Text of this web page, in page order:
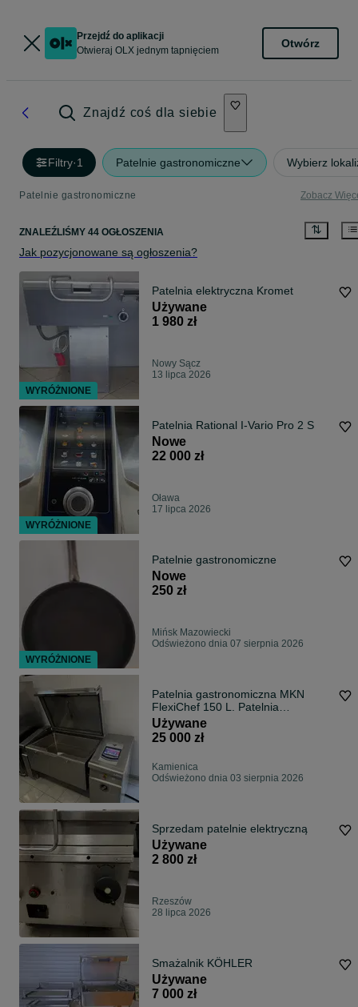
Przejdź do aplikacji
Otwieraj OLX jednym tapnięciem
Otwórz
Znajdź coś dla siebie
Filtry·1 Patelnie gastronomiczne Wybierz
Patelnie gastronomiczne Zobacz
ZNALEŹLIŚMY 44 OGŁOSZENIA
Jak pozycjonowane są ogłoszenia?
Patelnia elektryczna Kromet
Używane
1 980 zł
Nowy Sącz
13 lipca 2026
Patelnia Rational I-Vario Pro 2 S
Nowe
22 000 zł
Oława
17 lipca 2026
Patelnie gastronomiczne
Nowe
250 zł
Mińsk Mazowiecki
Odświeżono dnia 07 sierpnia 2026
Patelnia gastronomiczna MKN
FlexiChef 150 L. Patelnia
wielofunkcyjna ciśnieniowa jak
IVario I vario. Pa
Używane
25 000 zł
Kamienica
Odświeżono dnia 03 sierpnia 2026
Sprzedam patelnie elektryczną
Używane
2 800 zł
Rzeszów
28 lipca 2026
Smażalnik KÖHLER
Używane
7 000 zł
WYRÓŻNIONE
WYRÓŻNIONE
WYRÓŻNIONE